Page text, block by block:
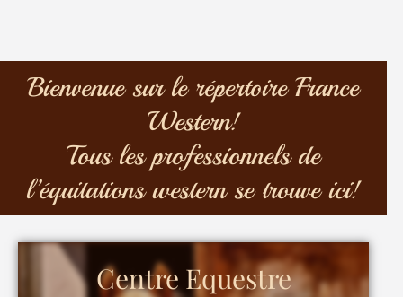
Bienvenue sur le répertoire France
Western!
Tous les professionnels de
l’équitations western se trouve ici!
Centre Equestre